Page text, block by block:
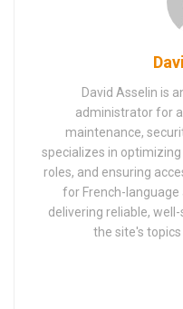
David Asselin is
administrator for
maintenance,
specializes in
roles, and ensuring
for French-language
delivering reliable,
the site's